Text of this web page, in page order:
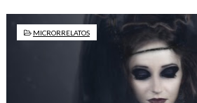
MICRORRELATOS